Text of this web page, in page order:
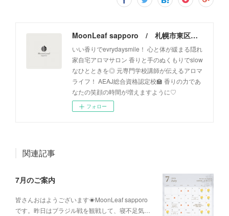
MoonLeaf sapporo / 札幌市東区の100種類以上の香りが楽しめるアロマスクール＆トリートメントサロン
いい香りでevrydaysmile！ 心と体が緩まる隠れ
家自宅アロマサロン 香りと手のぬくもりでslow
なひとときを◎ 元専門学校講師が伝えるアロマ
ライフ！ AEAJ総合資格認定校🏫 香りの力であ
なたの笑顔の時間が増えますように♡
フォロー
関連記事
7月のご案内
皆さんおはようございます☀MoonLeaf sapporo
です。昨日はブラジル戦を観戦して、寝不足気…